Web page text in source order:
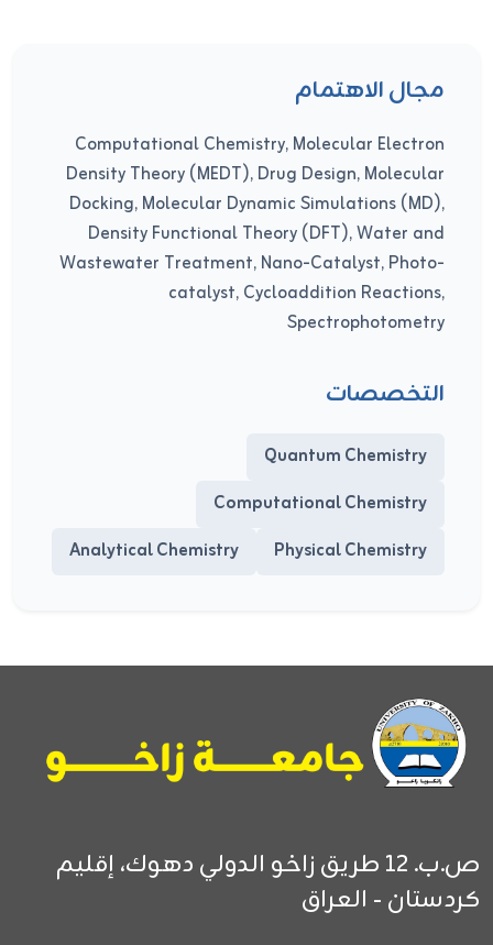
مجال الاهتمام
Computational Chemistry, Molecular Electron
Density Theory (MEDT), Drug Design, Molecular
Docking, Molecular Dynamic Simulations (MD),
Density Functional Theory (DFT), Water and
Wastewater Treatment, Nano-Catalyst, Photo-
catalyst, Cycloaddition Reactions,
Spectrophotometry
التخصصات
Quantum Chemistry
Computational Chemistry
Physical Chemistry
Analytical Chemistry
ص.ب. 12 طريق زاخو الدولي دهوك، إقليم
كردستان - العراق